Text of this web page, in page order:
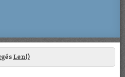
Len()